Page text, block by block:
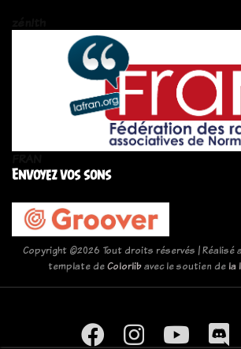
Envoyez vos sons
Copyright ©2026 Tout droits réservés | Réalisé
template deColorlibavec le soutien de la